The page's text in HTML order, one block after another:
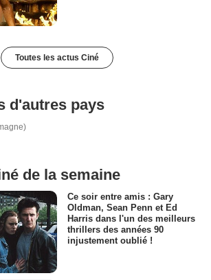
Toutes les actus Ciné
d'autres pays
de la semaine
Ce soir entre amis : Gary
Oldman, Sean Penn et Ed
Harris dans l'un des meilleurs
thrillers des années 90
injustement oublié !